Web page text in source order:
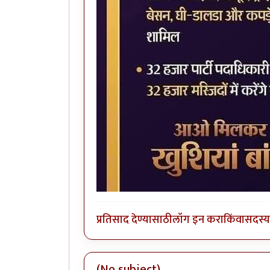
प्रतिसाद देण्यासाठीलॉग इन कराकिंवासदस्य